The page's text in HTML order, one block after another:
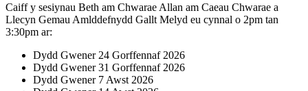
Caiff y sesiynau Beth am Chwarae Allan am Caeau Chwarae a
Llecyn Gemau Amlddefnydd Gallt Melyd eu cynnal o 2pm tan
3:30pm ar:
Dydd Gwener 24 Gorffennaf 2026
Dydd Gwener 31 Gorffennaf 2026
Dydd Gwener 7 Awst 2026